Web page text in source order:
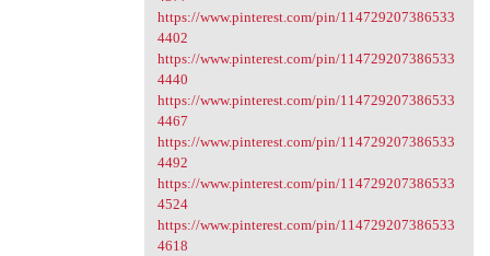
https://www.pinterest.com/pin/114729207386533
4402
https://www.pinterest.com/pin/114729207386533
4440
https://www.pinterest.com/pin/114729207386533
4467
https://www.pinterest.com/pin/114729207386533
4492
https://www.pinterest.com/pin/114729207386533
4524
https://www.pinterest.com/pin/114729207386533
4618